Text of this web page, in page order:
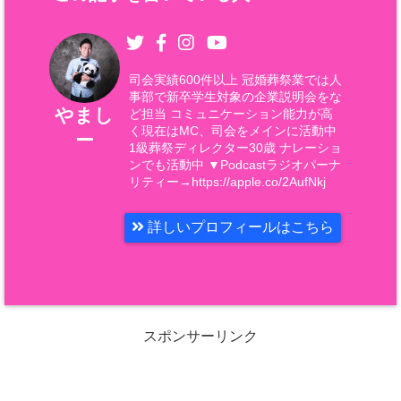
やまし
ー
司会実績600件以上 冠婚葬祭業では人
事部で新卒学生対象の企業説明会をな
ど担当 コミュニケーション能力が高
く現在はMC、司会をメインに活動中
1級葬祭ディレクター30歳 ナレーショ
ンでも活動中 ▼Podcastラジオパーナ
リティー→https://apple.co/2AufNkj
詳しいプロフィールはこちら
スポンサーリンク